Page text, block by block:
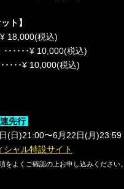
ト】
¥ 18,000(税込)
･･････¥ 10,000(税込)
････¥ 10,000(税込)
先行
日(日)21:00〜6月 22日(月)23:59
シャル特設サイト
をよくご確認の上お申し込みください。